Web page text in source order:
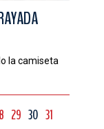
la camiseta
29 30 31